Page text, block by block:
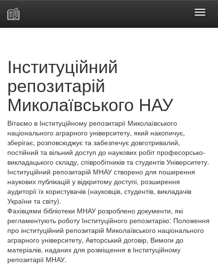
Інституційний
репозитарій
Миколаївського НАУ
Вітаємо в Інституційному репозитарії Миколаївського
національного аграрного університету, який накопичує,
зберігає, розповсюджує та забезпечує довготривалий,
постійний та вільний доступ до наукових робіт професорсько-
викладацького складу, співробітників та студентів Університету.
Інституційний репозитарій МНАУ створено для поширення
наукових публікацій у відкритому доступі, розширення
аудиторії їх користувачів (науковців, студентів, викладачів
України та світу).
Фахівцями бібліотеки МНАУ розроблено документи, які
регламентують роботу Інституційного репозитарію: Положення
про інституційний репозитарій Миколаївського національного
аграрного університету, Авторський договір, Вимоги до
матеріалів, наданих для розміщення в Інституційному
репозитарії МНАУ.